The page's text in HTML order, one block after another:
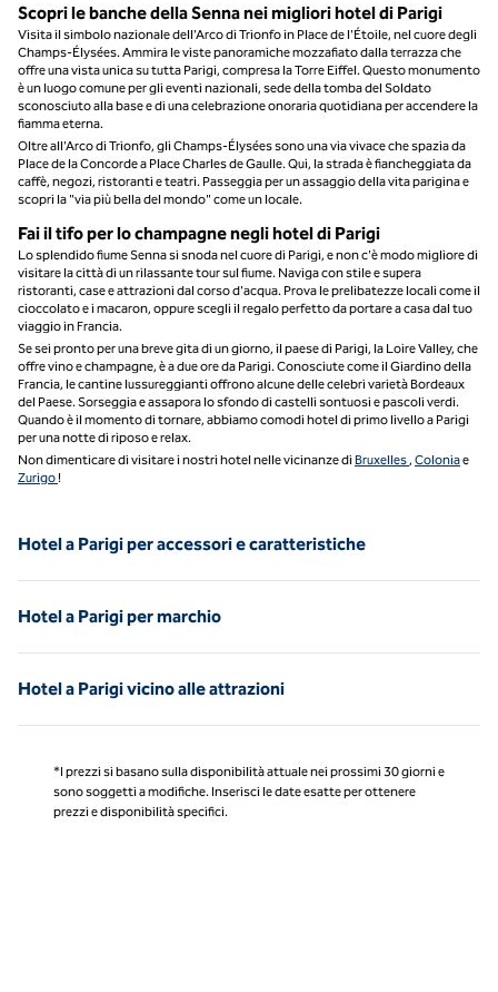
Scopri le banche della Senna nei migliori hotel di Parigi
Visita il simbolo nazionale dell'Arco di Trionfo in Place de l'Étoile, nel cuore degli
Champs-Élysées. Ammira le viste panoramiche mozzafiato dalla terrazza che
offre una vista unica su tutta Parigi, compresa la Torre Eiffel. Questo monumento
è un luogo comune per gli eventi nazionali, sede della tomba del Soldato
sconosciuto alla base e di una celebrazione onoraria quotidiana per accendere la
fiamma eterna.
Oltre all'Arco di Trionfo, gli Champs-Élysées sono una via vivace che spazia da
Place de la Concorde a Place Charles de Gaulle. Qui, la strada è fiancheggiata da
caffè, negozi, ristoranti e teatri. Passeggia per un assaggio della vita parigina e
scopri la "via più bella del mondo" come un locale.
Fai il tifo per lo champagne negli hotel di Parigi
Lo splendido fiume Senna si snoda nel cuore di Parigi, e non c'è modo migliore di
visitare la città di un rilassante tour sul fiume. Naviga con stile e supera
ristoranti, case e attrazioni dal corso d'acqua. Prova le prelibatezze locali come il
cioccolato e i macaron, oppure scegli il regalo perfetto da portare a casa dal tuo
viaggio in Francia.
Se sei pronto per una breve gita di un giorno, il paese di Parigi, la Loire Valley, che
offre vino e champagne, è a due ore da Parigi. Conosciute come il Giardino della
Francia, le cantine lussureggianti offrono alcune delle celebri varietà Bordeaux
del Paese. Sorseggia e assapora lo sfondo di castelli sontuosi e pascoli verdi.
Quando è il momento di tornare, abbiamo comodi hotel di primo livello a Parigi
per una notte di riposo e relax.
Non dimenticare di visitare i nostri hotel nelle vicinanze di Bruxelles , Coloniae
Zurigo !
Hotel a Parigi per accessori e caratteristiche
Hotel a Parigi per marchio
Hotel a Parigi vicino alle attrazioni
*I prezzi si basano sulla disponibilità attuale nei prossimi 30 giorni e
sono soggetti a modifiche. Inserisci le date esatte per ottenere
prezzi e disponibilità specifici.